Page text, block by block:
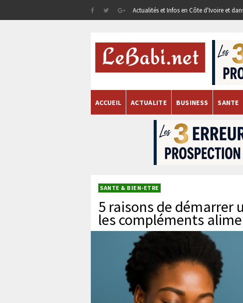
Actualités et Infos en Côte d'Ivoire et
ACCUEIL ACTUALITE BUSINESS SANTE
SANTE & BIEN-ETRE
5 raisons de démarrer
les compléments